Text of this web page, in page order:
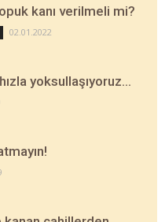
kanı verilmeli mi?
02.01.2022
hızla yoksullaşıyoruz…